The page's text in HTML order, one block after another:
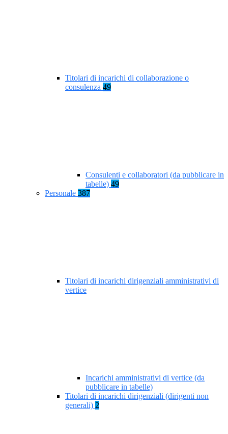
Titolari di incarichi di collaborazione o
consulenza 49
Consulenti e collaboratori (da pubblicare in
tabelle) 49
Personale 387
Titolari di incarichi dirigenziali amministrativi di
vertice
Incarichi amministrativi di vertice (da
pubblicare in tabelle)
Titolari di incarichi dirigenziali (dirigenti non
generali) 2